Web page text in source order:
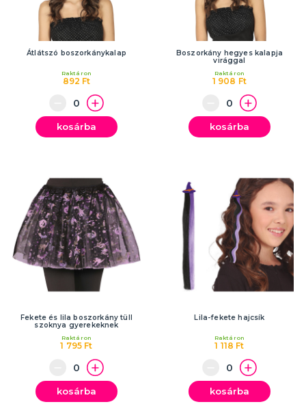
Átlátszó boszorkánykalap
892 Ft
Raktáron
kosárba
Boszorkány hegyes kalapja
virággal
1 908 Ft
Raktáron
kosárba
Fekete és lila boszorkány tüll
szoknya gyerekeknek
1 795 Ft
Raktáron
kosárba
Lila-fekete hajcsík
1 118 Ft
Raktáron
kosárba